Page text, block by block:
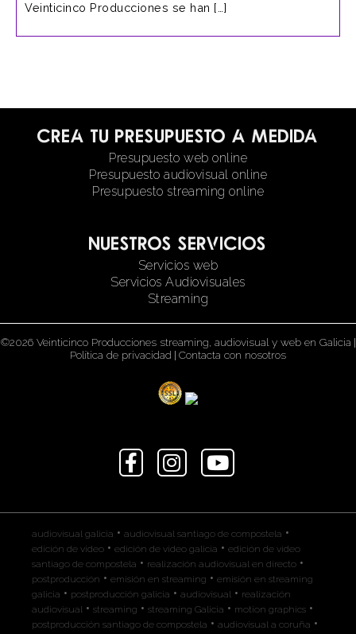
Veinticinco Producciones se han […]
Crea tu presupuesto a medida
Presupuesto web online
Presupuesto audiovisual online
Presupuesto streaming online
Nuestros servicios
Servicios web
Servicios Audiovisuales
Streaming
©2026 Veinticinco Producciones streaming, audiovisual y web en Galicia |
Política de privacidad | Contacta con nosotros
audiovisual galicia • audiovisual santiago de compostela •
edición de video • edición de video galicia • edición de video
santiago de compostela • realización audiovisual en directo •
postproducción • emisión en streaming • emisión en streaming
galicia • postproducción galicia • audiovisual • realización
audiovisual • streaming • streaming Galicia • motion graphics •
postproducción santiago de compostela • audiovisual a coruña •